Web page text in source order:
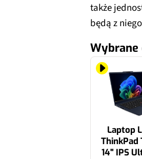
także
będą z
Wybrane
Laptop
ThinkPad
14" IPS